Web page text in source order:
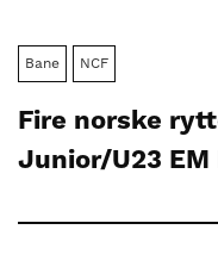
Bane NCF
Fire norske
Junior/U23 EM